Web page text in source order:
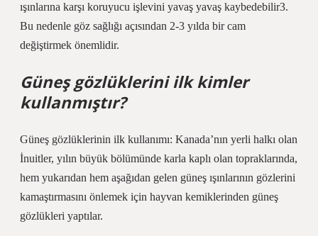
ışınlarına karşı koruyucu işlevini yavaş yavaş kaybedebilir3.
Bu nedenle göz sağlığı açısından 2-3 yılda bir cam
değiştirmek önemlidir.
Güneş gözlüklerini ilk kimler
kullanmıştır?
Güneş gözlüklerinin ilk kullanımı: Kanada’nın yerli halkı olan
İnuitler, yılın büyük bölümünde karla kaplı olan topraklarında,
hem yukarıdan hem aşağıdan gelen güneş ışınlarının gözlerini
kamaştırmasını önlemek için hayvan kemiklerinden güneş
gözlükleri yaptılar.